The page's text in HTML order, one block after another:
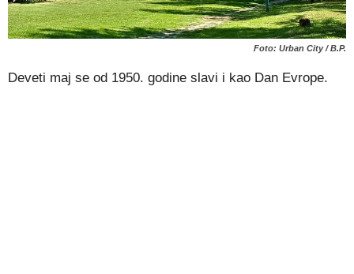
Foto: Urban City / B.P.
Deveti maj se od 1950. godine slavi i kao Dan Evrope.